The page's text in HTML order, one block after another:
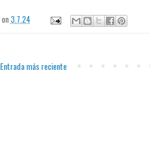
on 3.7.24
Entrada más reciente